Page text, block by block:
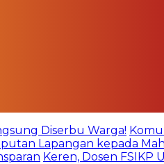
Diserbu Warga!
Lapangan kepada
Keren, Dosen FSIKP